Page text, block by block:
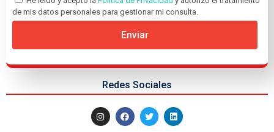
de mis datos personales para gestionar mi consulta.
Enviar
Redes Sociales